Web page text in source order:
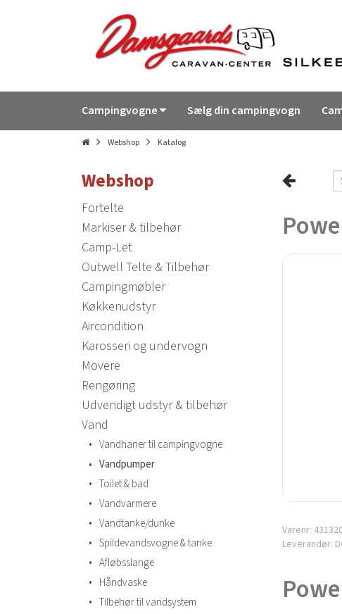
Campingvogne Sælg din campingvogn
Webshop Katalog
Webshop
Fortelte
Markiser & tilbehør
Camp-Let
Outwell Telte & Tilbehør
Campingmøbler
Køkkenudstyr
Aircondition
Karosseri og undervogn
Movere
Rengøring
Udvendigt udstyr & tilbehør
Vand
• Vandhaner til campingvogne
• Vandpumper
• Toilet & bad
• Vandvarmere
• Vandtanke/dunke
• Spildevandsvogne & tanke
• Afløbsslange
• Håndvaske
• Tilbehør til vandsystem
Varenr:
Leverandør: